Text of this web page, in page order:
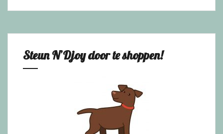
Steun N’Djoy door te shoppen!